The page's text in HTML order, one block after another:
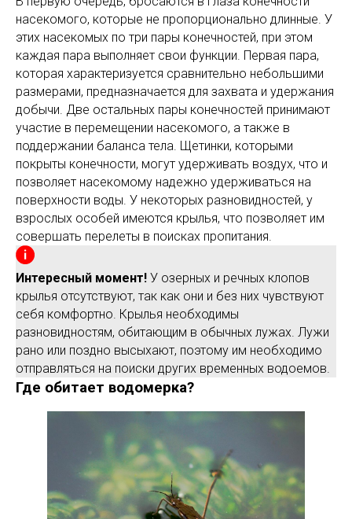
насекомого, которые не пропорционально длинные. У
этих насекомых по три пары конечностей, при этом
каждая пара выполняет свои функции. Первая пара,
которая характеризуется сравнительно небольшими
размерами, предназначается для захвата и удержания
добычи. Две остальных пары конечностей принимают
участие в перемещении насекомого, а также в
поддержании баланса тела. Щетинки, которыми
покрыты конечности, могут удерживать воздух, что и
позволяет насекомому надежно удерживаться на
поверхности воды. У некоторых разновидностей, у
взрослых особей имеются крылья, что позволяет им
совершать перелеты в поисках пропитания.
Интересный момент! У озерных и речных клопов
крылья отсутствуют, так как они и без них чувствуют
себя комфортно. Крылья необходимы
разновидностям, обитающим в обычных лужах. Лужи
рано или поздно высыхают, поэтому им необходимо
отправляться на поиски других временных водоемов.
Где обитает водомерка?